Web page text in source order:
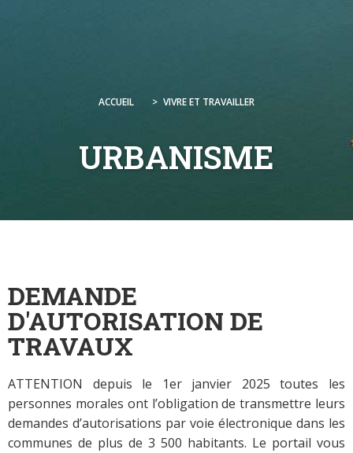
ACCUEIL > VIVRE ET TRAVAILLER
URBANISME
DEMANDE
D'AUTORISATION DE
TRAVAUX
ATTENTION depuis le 1er janvier 2025 toutes les
personnes morales ont l’obligation de transmettre leurs
demandes d’autorisations par voie électronique dans les
communes de plus de 3 500 habitants. Le portail vous